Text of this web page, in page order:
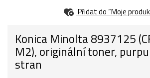
Přidat do “Moje
Konica Minolta 8937125
M2), originální toner,
stran